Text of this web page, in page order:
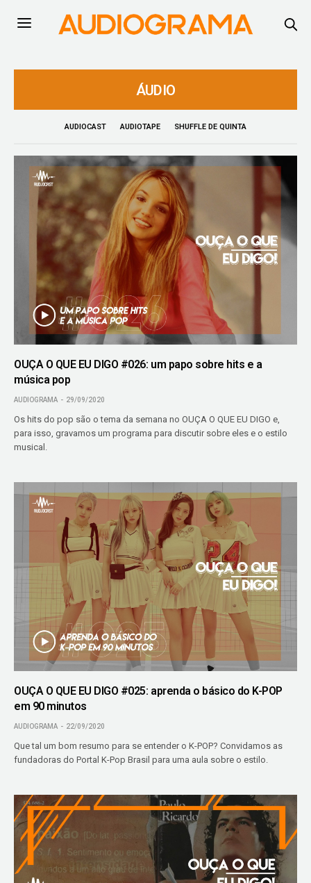
ÁUDIO
AUDIOCAST AUDIOTAPE SHUFFLE DE QUINTA
OUÇA O QUE EU DIGO #026: um papo sobre hits e a
música pop
AUDIOGRAMA 29/09/2020
Os hits do pop são o tema da semana no OUÇA O QUE EU DIGO e,
para isso, gravamos um programa para discutir sobre eles e o estilo
musical.
OUÇA O QUE EU DIGO #025: aprenda o básico do K-POP
em 90 minutos
AUDIOGRAMA 22/09/2020
Que tal um bom resumo para se entender o K-POP? Convidamos as
fundadoras do Portal K-Pop Brasil para uma aula sobre o estilo.